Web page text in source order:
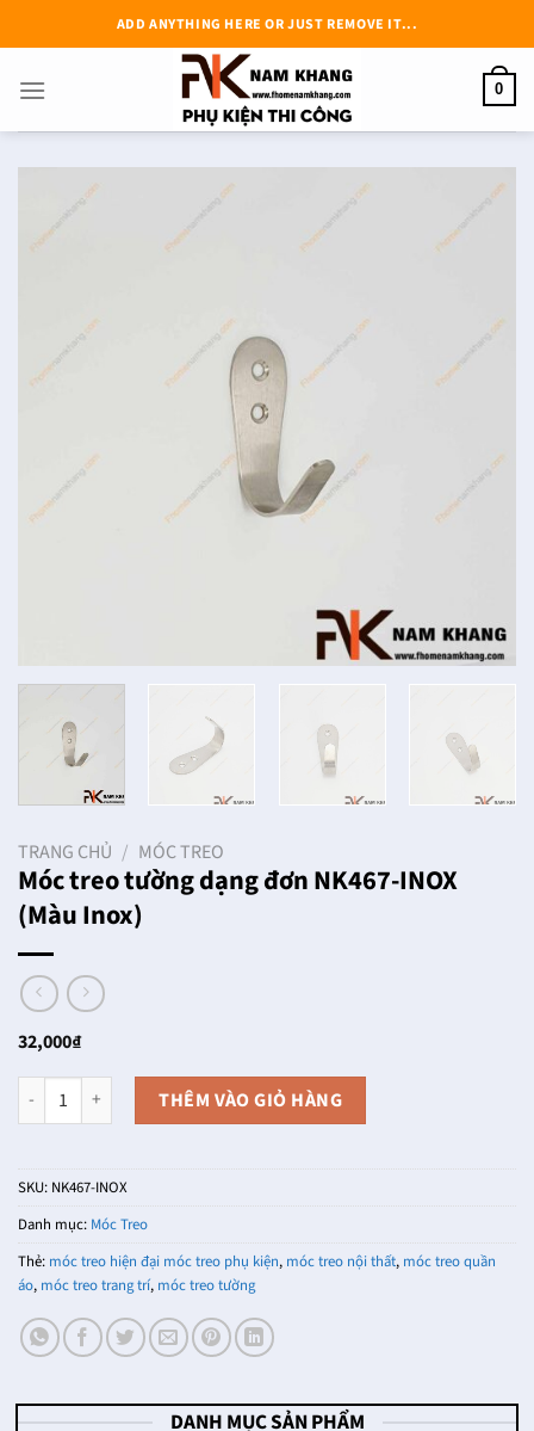
đến
dung
ADD ANYTHING HERE OR JUST REMOVE IT...
0
TRANG CHỦ / MÓC TREO
Móc treo tường dạng đơn NK467-INOX
(Màu Inox)
32,000₫
Móc treo tường dạng đơn NK467-INOX (Màu Inox) số lượng
THÊM VÀO GIỎ HÀNG
SKU: NK467-INOX
Danh mục: Móc Treo
Thẻ: móc treo hiện đại móc treo phụ kiện, móc treo nội thất, móc treo quần
áo, móc treo trang trí, móc treo tường
DANH MỤC SẢN PHẨM